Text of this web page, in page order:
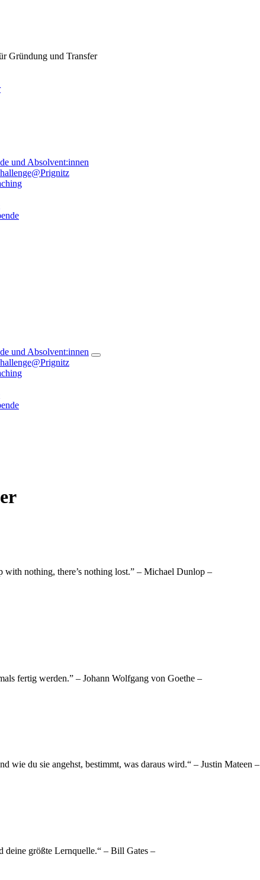
Gründung und Transfer
und Absolvent:innen
und Absolvent:innen
with nothing, there’s nothing lost.” – Michael Dunlop –
fertig werden.” – Johann Wolfgang von Goethe –
wie du sie angehst, bestimmt, was daraus wird.“ – Justin Mateen –
deine größte Lernquelle.“ – Bill Gates –